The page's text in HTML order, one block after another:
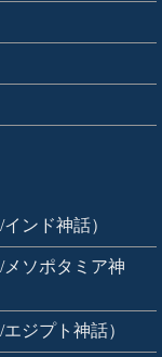
ンド神話）
ソポタミア神
ジプト神話）